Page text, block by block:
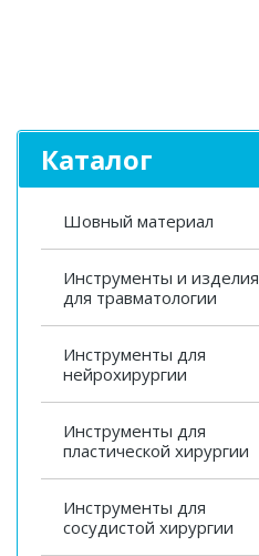
Каталог
Шовный материал
Инструменты и изделия
для травматологии
Инструменты для
нейрохирургии
Инструменты для
пластической хирургии
Инструменты для
сосудистой хирургии